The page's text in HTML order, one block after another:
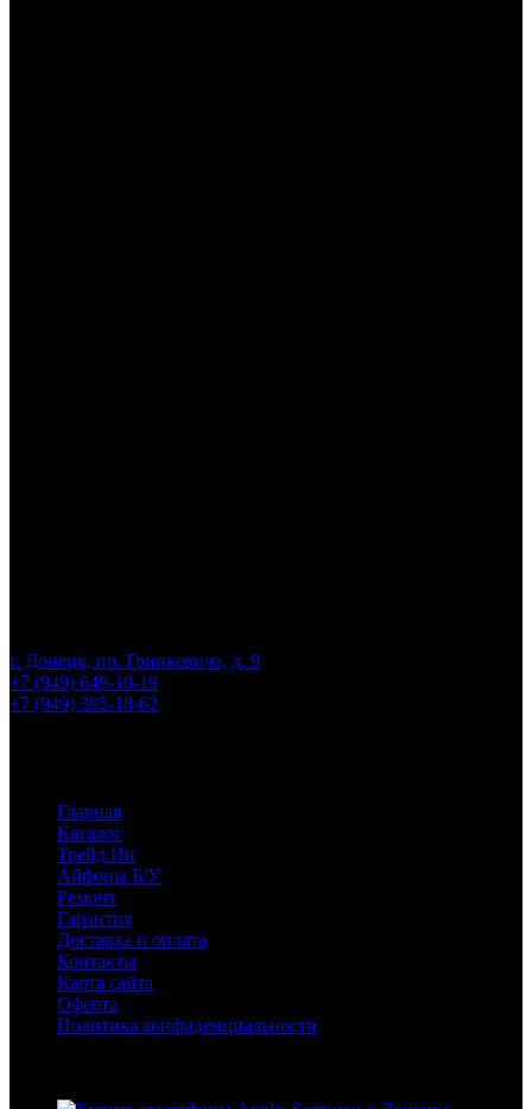
г. Донецк, пр. Гринкевича, д. 9
+7 (949) 649-10-19
+7 (949) 395-18-62
Главная
Каталог
Трейд Ин
Айфоны Б/У
Ремонт
Гарантия
Доставка и оплата
Контакты
Карта сайта
Оферта
Политика конфиденциальности